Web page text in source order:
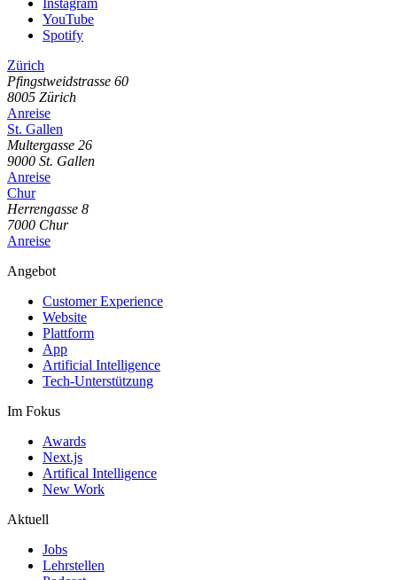
Instagram
YouTube
Spotify
Zürich
Pfingstweidstrasse 60
8005 Zürich
Anreise
St. Gallen
Multergasse 26
9000 St. Gallen
Anreise
Chur
Herrengasse 8
7000 Chur
Anreise
Angebot
Customer Experience
Website
Plattform
App
Artificial Intelligence
Tech-Unterstützung
Im Fokus
Awards
Next.js
Artifical Intelligence
New Work
Aktuell
Jobs
Lehrstellen